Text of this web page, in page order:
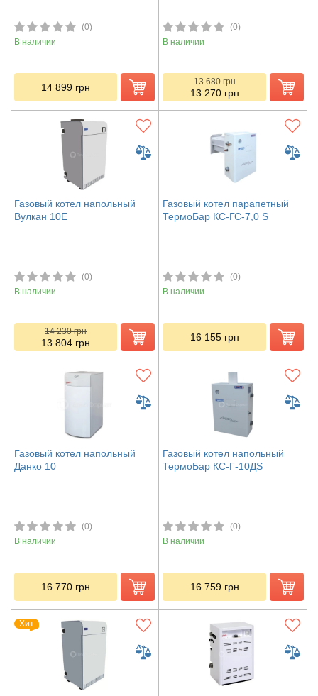
(0)
В наличии
14 899 грн
(0)
В наличии
13 680грн
13 270 грн
Газовый котел напольный
Вулкан 10Е
(0)
В наличии
14 230грн
13 804 грн
Газовый котел парапетный
ТермоБар КС-ГС-7,0 S
(0)
В наличии
16 155 грн
Газовый котел напольный
Данко 10
(0)
В наличии
16 770 грн
Газовый котел напольный
ТермоБар КС-Г-10ДS
(0)
В наличии
16 759 грн
Хит